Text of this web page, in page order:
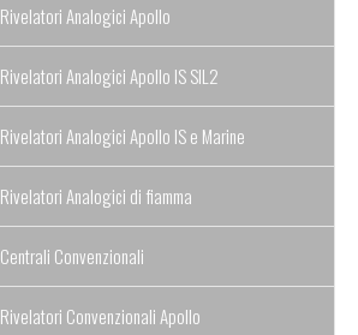
Rivelatori Analogici Apollo
Rivelatori Analogici Apollo IS SIL2
Rivelatori Analogici Apollo IS e Marine
Rivelatori Analogici di fiamma
Centrali Convenzionali
Rivelatori Convenzionali Apollo